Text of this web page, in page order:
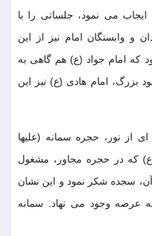
مى نمود، جلساتى را با
و وابستگان امام نيز از اين
كه امام جواد (ع) هم گاهى به
بزرگ، امام هادى (ع) نيز اين
از نور، حجره سمانه (عليها
كه در حجره مجاور، مشغول
آن، سجده شكر نمود و اين نشان
عرصه وجود مى نهاد. سمانه